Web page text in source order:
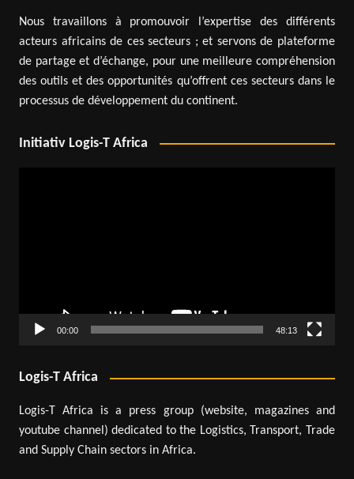
Nous travaillons à promouvoir l’expertise des différents
acteurs africains de ces secteurs ; et servons de plateforme
de partage et d’échange, pour une meilleure compréhension
des outils et des opportunités qu’offrent ces secteurs dans le
processus de développement du continent.
Initiativ Logis-T Africa
00:00 48:13
Logis-T Africa
Logis-T Africa is a press group (website, magazines and
youtube channel) dedicated to the Logistics, Transport, Trade
and Supply Chain sectors in Africa.